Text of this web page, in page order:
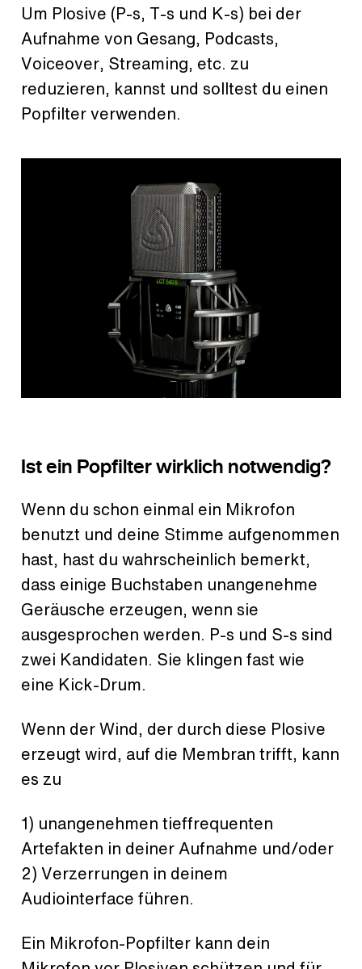
Um Plosive (P-s, T-s und K-s) bei der
Aufnahme von Gesang, Podcasts,
Voiceover, Streaming, etc. zu
reduzieren, kannst und solltest du einen
Popfilter verwenden.
Ist ein Popfilter wirklich notwendig?
Wenn du schon einmal ein Mikrofon
benutzt und deine Stimme aufgenommen
hast, hast du wahrscheinlich bemerkt,
dass einige Buchstaben unangenehme
Geräusche erzeugen, wenn sie
ausgesprochen werden. P-s und S-s sind
zwei Kandidaten. Sie klingen fast wie
eine Kick-Drum.
Wenn der Wind, der durch diese Plosive
erzeugt wird, auf die Membran trifft, kann
es zu
1) unangenehmen tieffrequenten
Artefakten in deiner Aufnahme und/oder
2) Verzerrungen in deinem
Audiointerface führen.
Ein Mikrofon-Popfilter kann dein